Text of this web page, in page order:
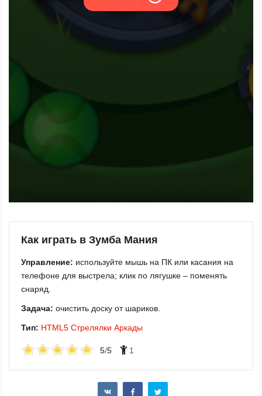
Как играть в Зумба Мания
Управление: используйте мышь на ПК или касания на
телефоне для выстрела; клик по лягушке – поменять
снаряд.
Задача: очистить доску от шариков.
Тип: HTML5 Стрелялки Аркады
5/5 1